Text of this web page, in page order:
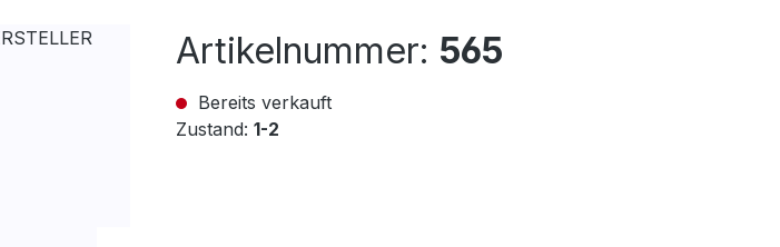
Artikelnummer: 565
Bereits verkauft
Zustand: 1-2